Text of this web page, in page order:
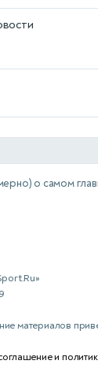
о самом
материалов
и